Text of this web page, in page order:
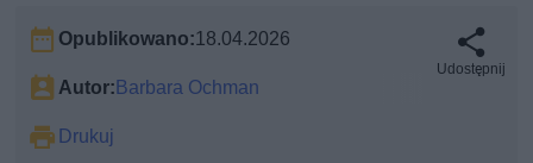
Opublikowano:18.04.2026
Autor:Barbara Ochman
Drukuj
Udostępnij